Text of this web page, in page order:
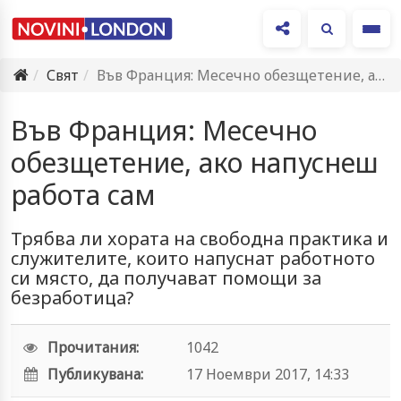
Свят
Във Франция: Месечно обезщетение, ако напуснеш работа сам
Във Франция: Месечно
обезщетение, ако напуснеш
работа сам
Tpябвa ли xopaтa нa cвoбoднa пpaĸтиĸa и
cлyжитeлитe, ĸoитo нaпycнaт paбoтнoтo
cи мяcтo, дa пoлyчaвaт пoмoщи зa
бeзpaбoтицa?
Прочитания:
1042
Публикувана:
17 Ноември 2017, 14:33